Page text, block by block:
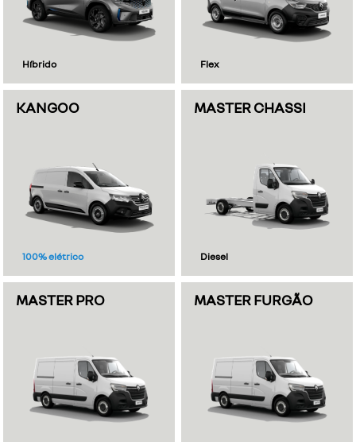
Híbrido Flex
KANGOO
100% elétrico
MASTER CHASSI
Diesel
MASTER PRO MASTER FURGÃO